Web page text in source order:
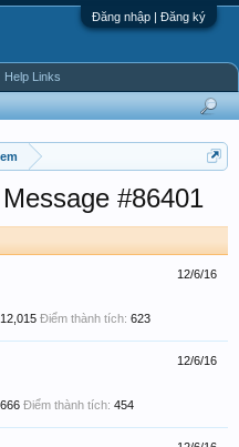
Đăng nhập | Đăng ký
#86401
12/6/16
12,015 Điểm thành tích: 623
12/6/16
Điểm thành tích: 454
Help Links